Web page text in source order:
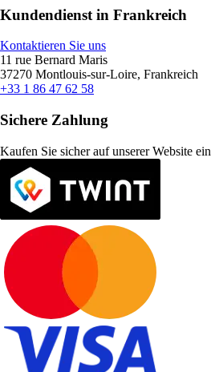
Kundendienst in Frankreich
Kontaktieren Sie uns
11 rue Bernard Maris
37270 Montlouis-sur-Loire, Frankreich
+33 1 86 47 62 58
Sichere Zahlung
Kaufen Sie sicher auf unserer Website ein